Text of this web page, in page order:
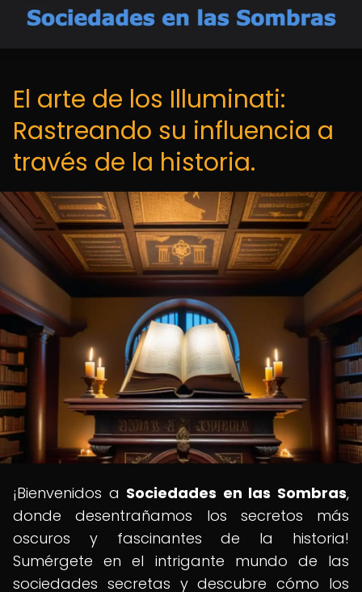
El arte de los Illuminati:
Rastreando su influencia a
través de la historia.
¡Bienvenidos a Sociedades en las Sombras,
donde desentrañamos los secretos más
oscuros y fascinantes de la historia!
Sumérgete en el intrigante mundo de las
sociedades secretas y descubre cómo los